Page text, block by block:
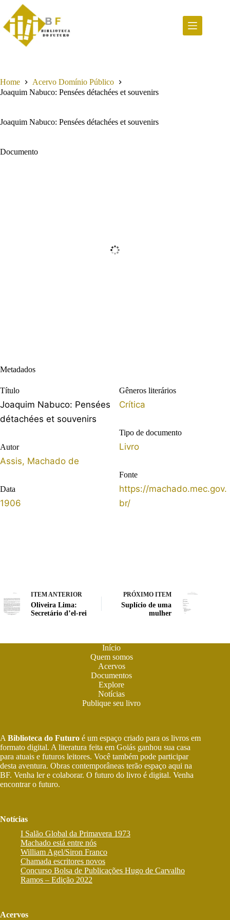
para
conteúdo
Home
Acervo Domínio Público
Joaquim Nabuco: Pensées détachées et souvenirs
Joaquim Nabuco: Pensées détachées et souvenirs
Documento
Metadados
Título
Joaquim Nabuco: Pensées
détachées et souvenirs
Autor
Assis, Machado de
Data
1906
Gêneros literários
Crítica
Tipo de documento
Livro
Fonte
https://machado.mec.gov.
br/
ITEM ANTERIOR
Oliveira Lima:
Secretário d’el-rei
PRÓXIMO ITEM
Suplício de uma
mulher
Início
Quem somos
Acervos
Documentos
Explore
Notícias
Publique seu livro
A Biblioteca do Futuro é um espaço criado para os livros em
formato digital. A literatura feita em Goiás ganhou sua casa
para atuais e futuros leitores. Você também pode participar
desta aventura. Obras contemporâneas terão espaço aqui na
BF. Venha ler e colaborar. O futuro do livro é digital. Venha
encontrar o futuro.
Notícias
I Salão Global da Primavera 1973
Machado está entre nós
William Agel/Siron Franco
Chamada escritores novos
Concurso Bolsa de Publicações Hugo de Carvalho
Ramos – Edição 2022
Acervos